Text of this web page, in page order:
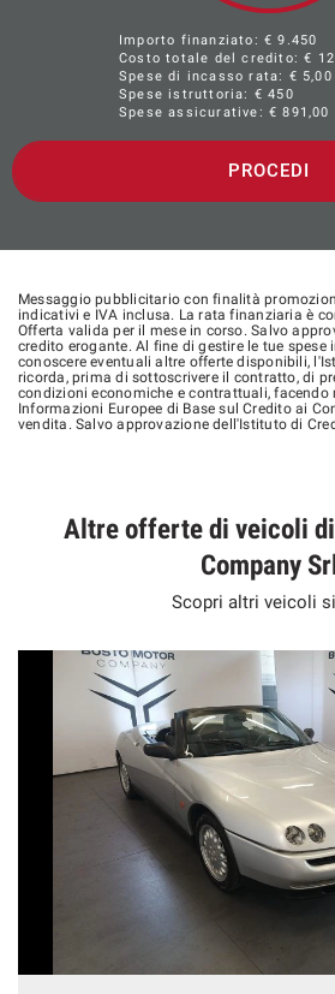
Importo finanziato: €9.450
Costo totale del credito: €
Spese di incasso rata: € 5,00
Spese istruttoria: € 450
Spese assicurative: €891,00
PROCEDI
Messaggio pubblicitario con finalità
indicativi e IVA inclusa. La rata finanziaria è
Offerta valida per il mese in corso. Salvo
credito erogante. Al fine di gestire le tue spese
conoscere eventuali altre offerte disponibili,
ricorda, prima di sottoscrivere il contratto, di
condizioni economiche e contrattuali, facendo
Informazioni Europee di Base sul Credito ai
vendita. Salvo approvazione dell'Istituto di
Altre offerte di veicoli
Company
Scopri altri veicoli